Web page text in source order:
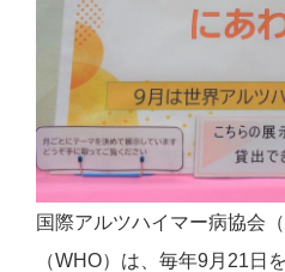
国際アルツハイマー病協会
（WHO）は、毎年9月21日